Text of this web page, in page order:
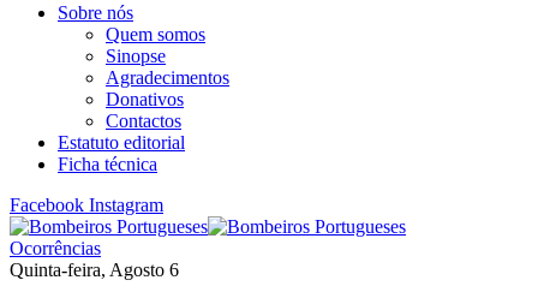
Sobre nós
Quem somos
Sinopse
Agradecimentos
Donativos
Contactos
Estatuto editorial
Ficha técnica
Facebook Instagram
Ocorrências
Quinta-feira, Agosto 6